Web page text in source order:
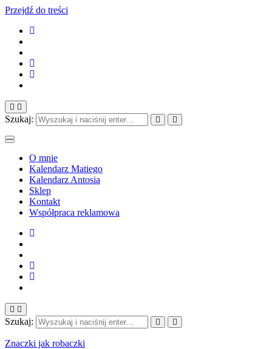
Przejdź do treści
Szukaj:
O mnie
Kalendarz Matiego
Kalendarz Antosia
Sklep
Kontakt
Współpraca reklamowa
Szukaj:
Znaczki jak robaczki